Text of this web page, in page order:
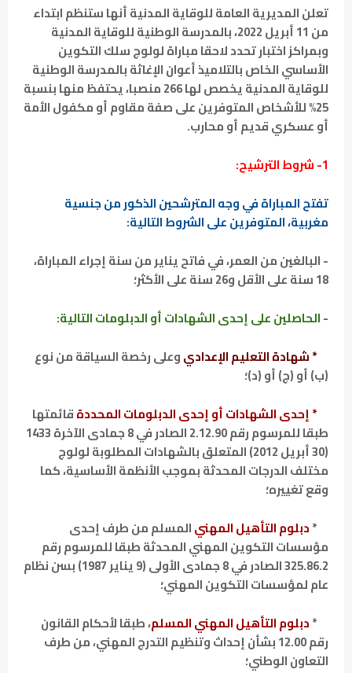
تعلن المديرية العامة للوقاية المدنية أنها ستنظم ابتداء
من 11 أبريل 2022، بالمدرسة الوطنية للوقاية المدنية
وبمراكز اختبار تحدد لاحقا مباراة لولوج سلك التكوين
الأساسي الخاص بالتلاميذ أعوان الإغاثة بالمدرسة الوطنية
للوقاية المدنية يخصص لها 266 منصبا، يحتفظ منها بنسبة
25% للأشخاص المتوفرين على صفة مقاوم أو مكفول الأمة
أو عسكري قديم أو محارب.
1- شروط الترشيح:
تفتح المباراة في وجه المترشحين الذكور من جنسية
مغربية، المتوفرين على الشروط التالية:
- البالغين من العمر، في فاتح يناير من سنة إجراء المباراة،
18 سنة على الأقل و26 سنة على الأكثر؛
- الحاصلين على إحدى الشهادات أو الدبلومات التالية:
* شهادة التعليم الإعداديوعلى رخصة السياقة من نوع
(ب) أو (ج) أو (د)؛
* إحدى الشهادات أو إحدى الدبلومات المحددةقائمتها
طبقا للمرسوم رقم 2.12.90 الصادر في 8 جمادى الآخرة 1433
(30 أبريل 2012) المتعلق بالشهادات المطلوبة لولوج
مختلف الدرجات المحدثة بموجب الأنظمة الأساسية، كما
وقع تغييره؛
*دبلوم التأهيل المهنيالمسلم من طرف إحدى
مؤسسات التكوين المهني المحدثة طبقا للمرسوم رقم
325.86.2 الصادر في 8 جمادى الأولى (9 يناير 1987) بسن نظام
عام لمؤسسات التكوين المهني؛
*دبلوم التأهيل المهني المسلم، طبقا لأحكام القانون
رقم 12.00 بشأن إحداث وتنظيم التدرج المهني، من طرف
التعاون الوطني؛